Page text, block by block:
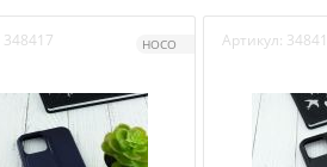
348417 HOCO Артикул: